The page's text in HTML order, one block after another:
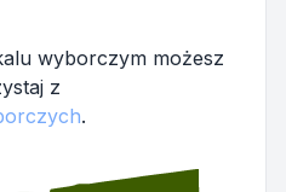
wyborczym możesz
z
.